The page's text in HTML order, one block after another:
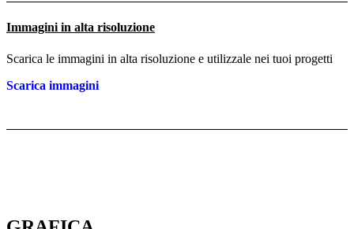
Immagini in alta risoluzione
Scarica le immagini in alta risoluzione e utilizzale nei tuoi progetti
Scarica immagini